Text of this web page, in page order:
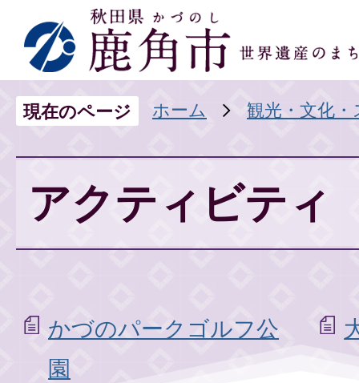
現在のページ ホーム 観光・文化
アクティビティ
かづのパークゴルフ公
園